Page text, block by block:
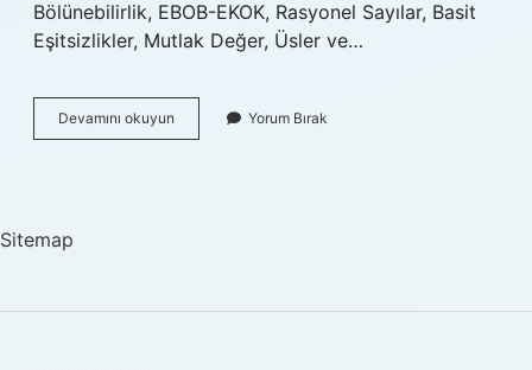
Bölünebilirlik, EBOB-EKOK, Rasyonel Sayılar, Basit
Eşitsizlikler, Mutlak Değer, Üsler ve…
Devamını okuyun
Matematik
Yorum Bırak
Sitemap